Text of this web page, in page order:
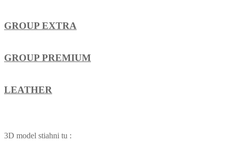
GROUP EXTRA
GROUP PREMIUM
LEATHER
3D model stiahni tu :